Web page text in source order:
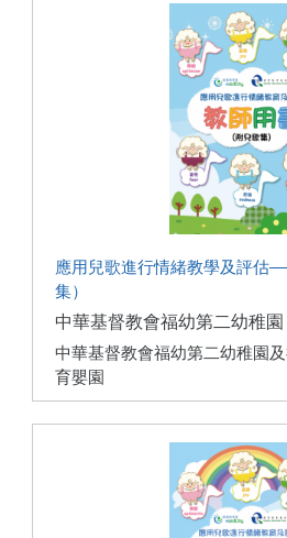
應用兒歌進行情緒教學及評估
集）
中華基督教會福幼第二幼稚園
中華基督教會福幼第二幼稚園
育嬰園